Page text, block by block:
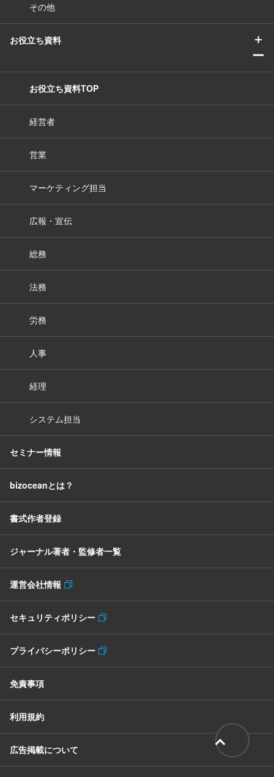
その他
お役立ち資料
＋
ー
お役立ち資料TOP
経営者
営業
マーケティング担当
広報・宣伝
総務
法務
労務
人事
経理
システム担当
セミナー情報
bizoceanとは？
書式作者登録
ジャーナル著者・監修者一覧
運営会社情報
セキュリティポリシー
プライバシーポリシー
免責事項
利用規約
広告掲載について